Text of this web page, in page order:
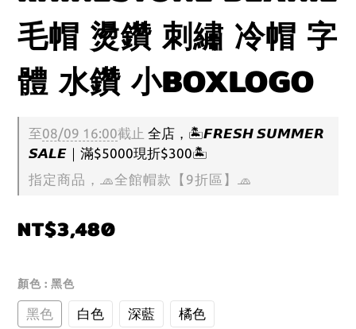
毛帽 燙鑽 刺繡 冷帽 字
體 水鑽 小BOXLOGO
至08/09 16:00截止 全店，🏝️𝙁𝙍𝙀𝙎𝙃 𝙎𝙐𝙈𝙈𝙀𝙍
𝙎𝘼𝙇𝙀｜滿$5000現折$300🏝️
指定商品，🧢全館帽款【9折區】🧢
NT$3,480
顏色 : 黑色
黑色 白色 深藍 橘色